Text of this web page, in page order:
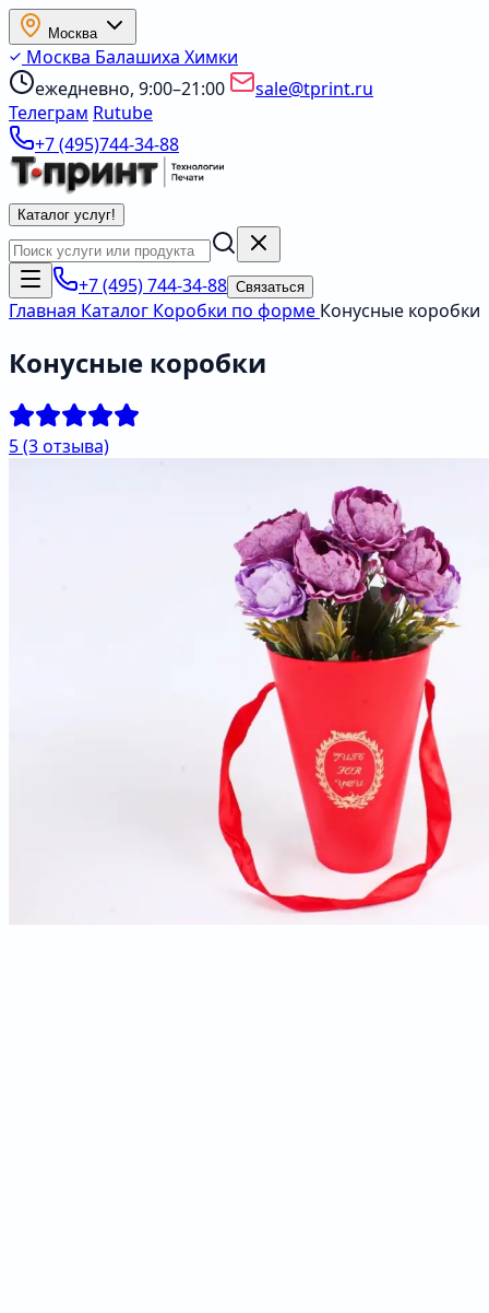
Москва
Москва Балашиха Химки
ежедневно, 9:00–21:00
sale@tprint.ru
Телеграм Rutube
+7 (495)744-34-88
Каталог услуг!
+7 (495) 744-34-88 Связаться
Главная Каталог Коробки по форме Конусные коробки
Конусные коробки
5(3 отзыва)